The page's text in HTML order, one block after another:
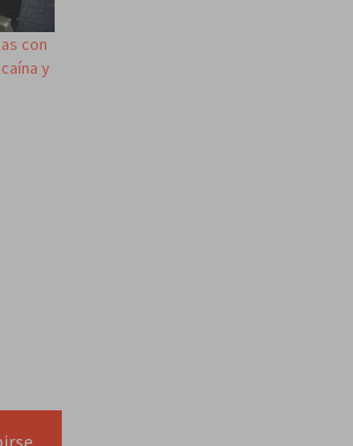
con
y